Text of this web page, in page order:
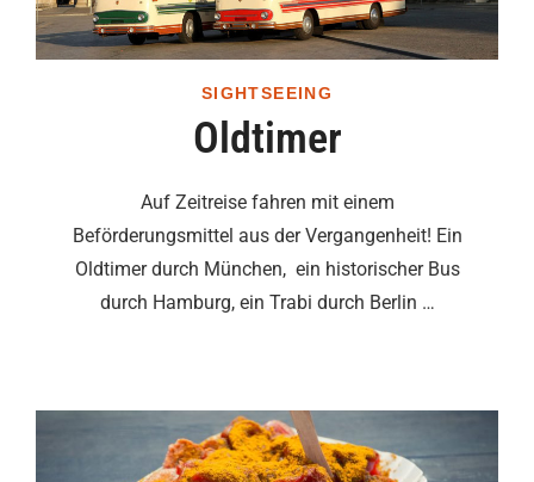
SIGHTSEEING
Oldtimer
Auf Zeitreise fahren mit einem
Beförderungsmittel aus der Vergangenheit! Ein
Oldtimer durch München, ein historischer Bus
durch Hamburg, ein Trabi durch Berlin …